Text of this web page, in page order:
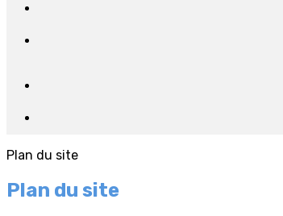
Plan du site
Plan du site